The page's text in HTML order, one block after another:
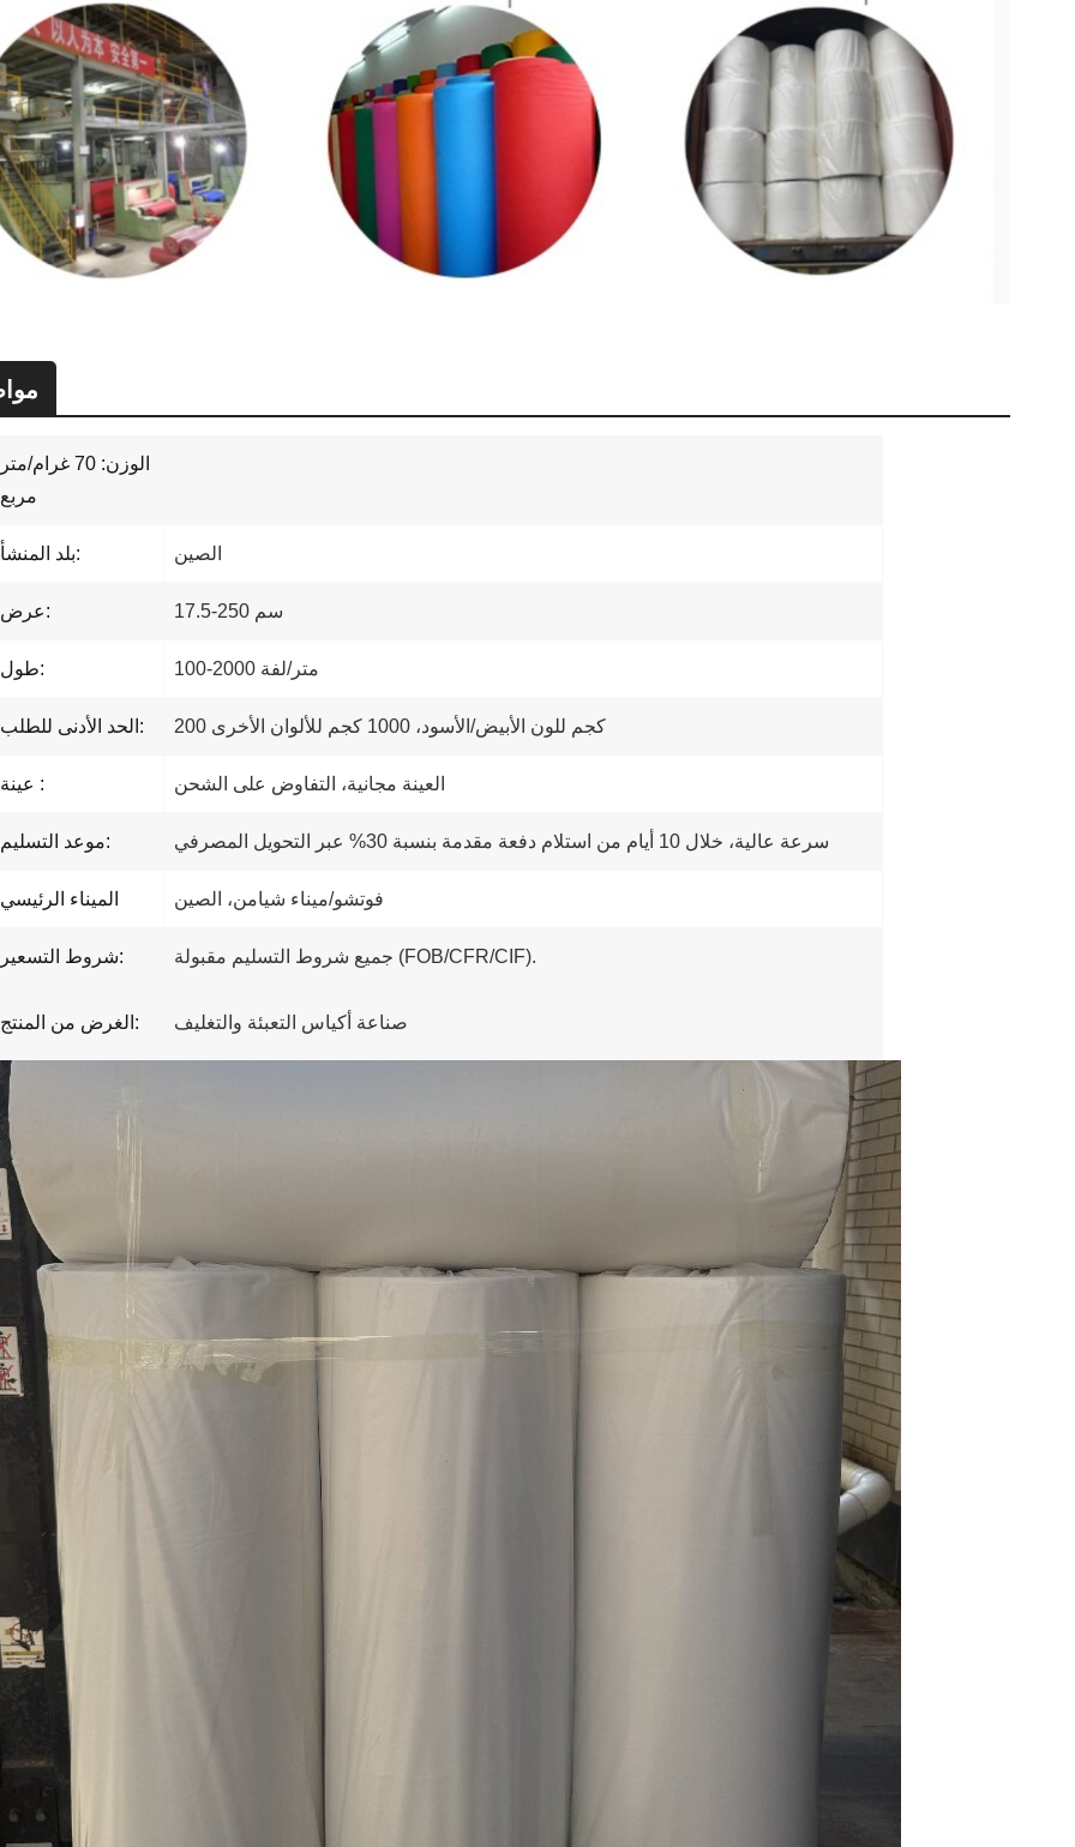
الوزن: 70 غرام/متر
مربع
بلد المنشأ: الصين
عرض: 17.5-250 سم
طول: 100-2000 متر/لفة
الحد الأدنى للطلب: 200 كجم للون الأبيض/الأسود، 1000 كجم للألوان الأخرى
عينة : العينة مجانية، التفاوض على الشحن
موعد التسليم: سرعة عالية، خلال 10 أيام من استلام دفعة مقدمة بنسبة 30% عبر التحويل المصرفي
الميناء الرئيسي فوتشو/ميناء شيامن، الصين
شروط التسعير: جميع شروط التسليم مقبولة (FOB/CFR/CIF).
الغرض من المنتج: صناعة أكياس التعبئة والتغليف